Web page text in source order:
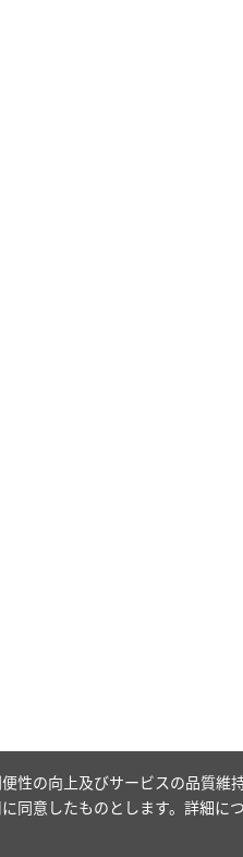
性の向上及びサービスの品質
同意したものとします。詳細